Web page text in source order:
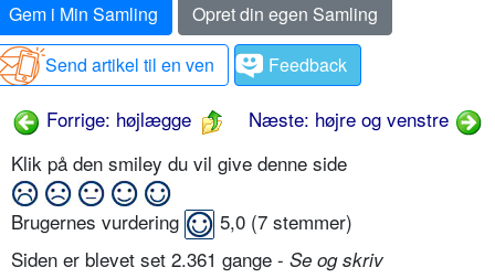
Gem i Min Samling
Opret din egen Samling
Send artikel til en ven
Feedback
Forrige: højlægge
Næste: højre og venstre
Klik på den smiley du vil give denne side
Brugernes vurdering 5,0 (7 stemmer)
Siden er blevet set 2.361 gange - Se og skriv